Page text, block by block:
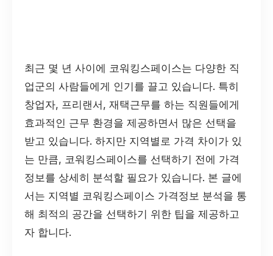
최근 몇 년 사이에 코워킹스페이스는 다양한 직
업군의 사람들에게 인기를 끌고 있습니다. 특히
창업자, 프리랜서, 재택근무를 하는 직원들에게
효과적인 근무 환경을 제공하면서 많은 선택을
받고 있습니다. 하지만 지역별로 가격 차이가 있
는 만큼, 코워킹스페이스를 선택하기 전에 가격
정보를 상세히 분석할 필요가 있습니다. 본 글에
서는 지역별 코워킹스페이스 가격정보 분석을 통
해 최적의 공간을 선택하기 위한 팁을 제공하고
자 합니다.